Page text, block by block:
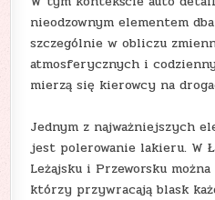
nieodzownym elementem
szczególnie w obliczu
atmosferycznych i
mierzą się kierowcy na
Jednym z najważniejszych
jest polerowanie lakieru. W
Leżajsku i Przeworsku
którzy przywracają blask